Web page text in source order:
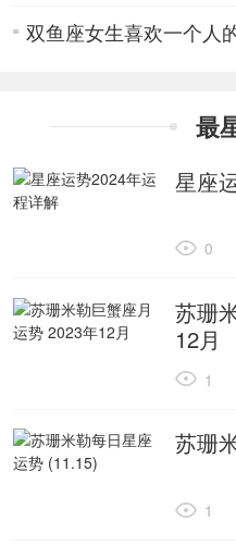
双鱼座女生喜欢一个人
最
星座
0
苏珊
12月
1
苏珊
1